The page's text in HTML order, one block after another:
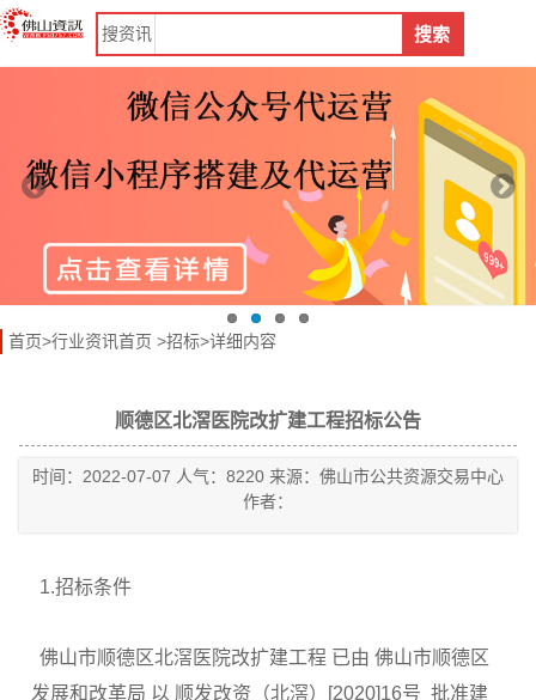
搜资讯 搜索
首页>行业资讯首页 >招标>详细内容
顺德区北滘医院改扩建工程招标公告
时间：2022-07-07 人气：8220 来源：佛山市公共资源交易中心
作者：
1.招标条件
佛山市顺德区北滘医院改扩建工程 已由 佛山市顺德区
发展和改革局 以 顺发改资（北滘）[2020]16号 批准建